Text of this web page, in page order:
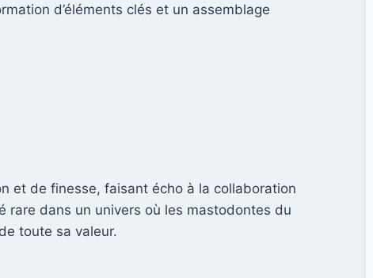
d’éléments clés et un assemblage
et de finesse, faisant écho à la collaboration
rare dans un univers où les mastodontes du
toute sa valeur.